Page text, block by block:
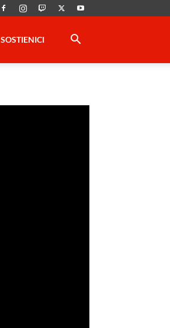
SOSTIENICI